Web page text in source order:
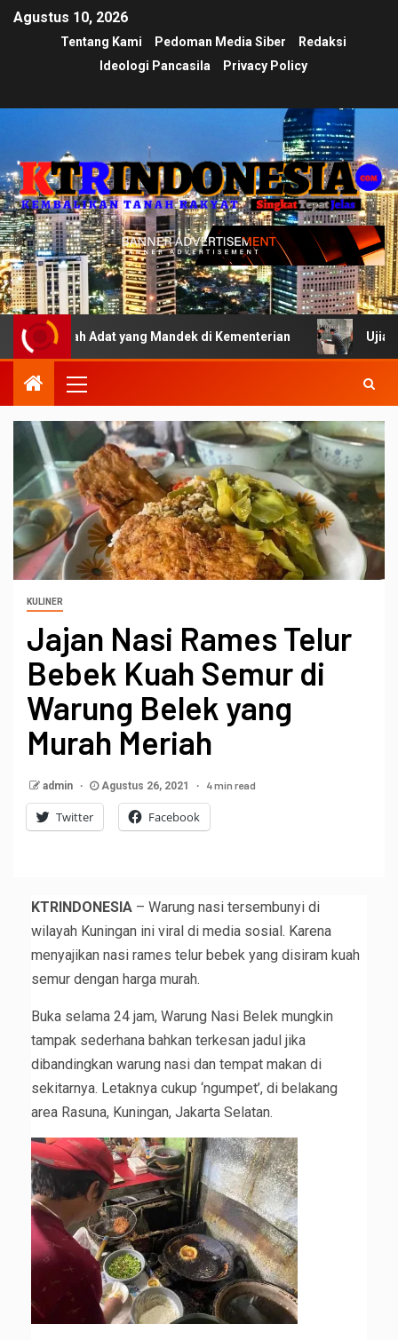
Agustus 10, 2026
Tentang Kami Pedoman Media Siber
Redaksi
Ideologi Pancasila
Privacy Policy
yang Mandek di Kementerian Ujian Transparansi
KULINER
Jajan Nasi Rames Telur
Bebek Kuah Semur di
Warung Belek yang
Murah Meriah
admin Agustus 26, 2021 4 min read
Twitter Facebook
KTRINDONESIA – Warung nasi tersembunyi di
wilayah Kuningan ini viral di media sosial. Karena
menyajikan nasi rames telur bebek yang disiram kuah
semur dengan harga murah.
Buka selama 24 jam, Warung Nasi Belek mungkin
tampak sederhana bahkan terkesan jadul jika
dibandingkan warung nasi dan tempat makan di
sekitarnya. Letaknya cukup ‘ngumpet’, di belakang
area Rasuna, Kuningan, Jakarta Selatan.